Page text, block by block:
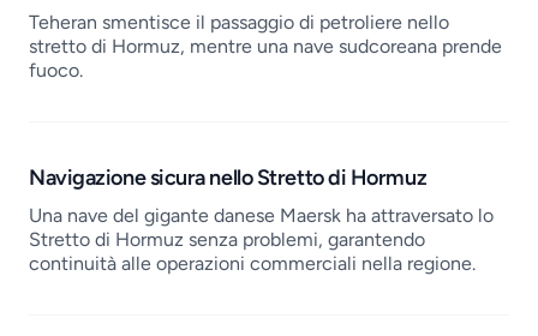
Teheran smentisce il passaggio di petroliere nello
stretto di Hormuz, mentre una nave sudcoreana prende
fuoco.
Navigazione sicura nello Stretto di Hormuz
Una nave del gigante danese Maersk ha attraversato lo
Stretto di Hormuz senza problemi, garantendo
continuità alle operazioni commerciali nella regione.